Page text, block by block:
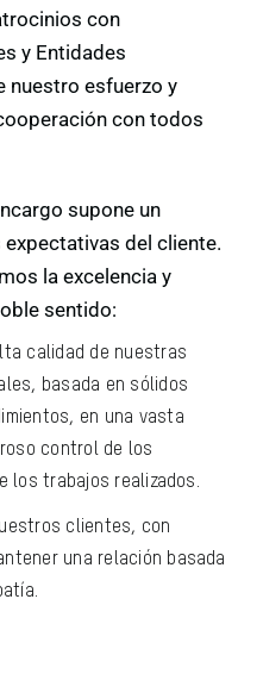
con
y Entidades
nuestro esfuerzo y
con todos
supone un
del cliente.
la excelencia y
sentido:
calidad de nuestras
basada en sólidos
en una vasta
control de los
los trabajos realizados.
clientes, con
una relación basada